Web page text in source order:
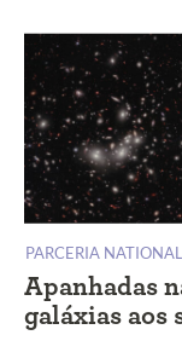
PARCERIA
Apanhadas
galáxias aos